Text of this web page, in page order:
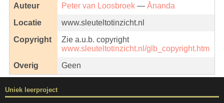
Auteur
Peter van Loosbroek— Ānanda
Locatie
www.sleuteltotinzicht.nl
Copyright
Zie a.u.b. copyright
www.sleuteltotinzicht.nl/glb_copyright.htm
Overig
Geen
Uniek leerproject